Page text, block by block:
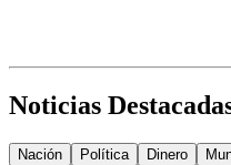
Noticias
Nación Política Dinero